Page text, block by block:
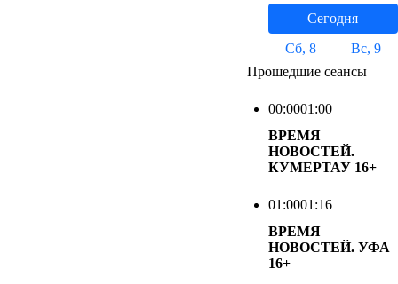
Сегодня
Сб, 8
Вс, 9
Прошедшие сеансы
00:0001:00
ВРЕМЯ
НОВОСТЕЙ.
КУМЕРТАУ 16+
01:0001:16
ВРЕМЯ
НОВОСТЕЙ. УФА
16+